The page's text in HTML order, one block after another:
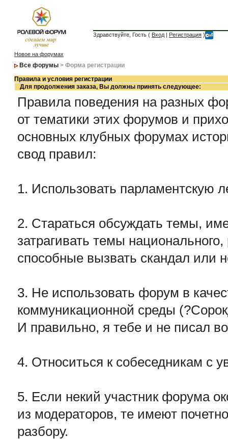
Здравствуйте, Гость ( Вход | Регистрация )
Новое на форумах
Все форумы > Форма регистрации
Правила и условия регистрации
Для продолжения заказа, Вы должны принять следующее:
Правила поведения на разных
от тематики этих форумов и
основных клубных форумах
свод правил:
1. Использовать парламентскую
2. Стараться обсуждать темы,
затрагивать темы
способные вызвать скандал или
3. Не использовать форум в
коммуникационной среды
И правильно, я тебе и не писал
4. Относиться к собеседникам с
5. Если некий участник форума
из модераторов, те имеют
разбору.